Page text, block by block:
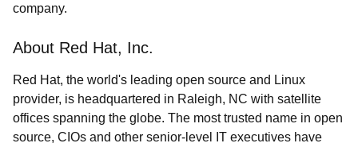
company.
About Red Hat, Inc.
Red Hat, the world's leading open source and Linux
provider, is headquartered in Raleigh, NC with satellite
offices spanning the globe. The most trusted name in open
source, CIOs and other senior-level IT executives have